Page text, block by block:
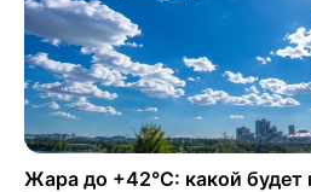
Жара до +42°C: какой будет